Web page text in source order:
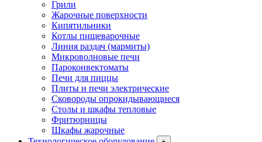
Грили
Жарочные поверхности
Кипятильники
Котлы пищеварочные
Линия раздач (мармиты)
Микроволновые печи
Пароконвектоматы
Печи для пиццы
Плиты и печи электрические
Сковороды опрокидывающиеся
Столы и шкафы тепловые
Фритюрницы
Шкафы жарочные